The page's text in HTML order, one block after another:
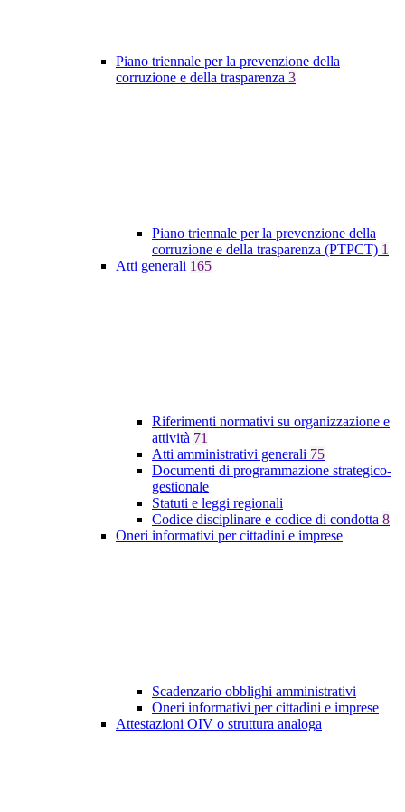
Piano triennale per la prevenzione della
corruzione e della trasparenza 3
Piano triennale per la prevenzione della
corruzione e della trasparenza (PTPCT) 1
Atti generali 165
Riferimenti normativi su organizzazione e
attività 71
Atti amministrativi generali 75
Documenti di programmazione strategico-
gestionale
Statuti e leggi regionali
Codice disciplinare e codice di condotta 8
Oneri informativi per cittadini e imprese
Scadenzario obblighi amministrativi
Oneri informativi per cittadini e imprese
Attestazioni OIV o struttura analoga